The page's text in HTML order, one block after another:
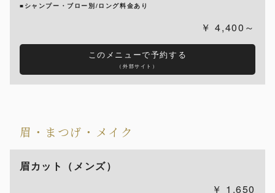
■シャンプー・ブロー別/ロング料金あり
4,400～
このメニューで予約する
（外部サイト）
眉・まつげ・メイク
眉カット（メンズ）
1,650